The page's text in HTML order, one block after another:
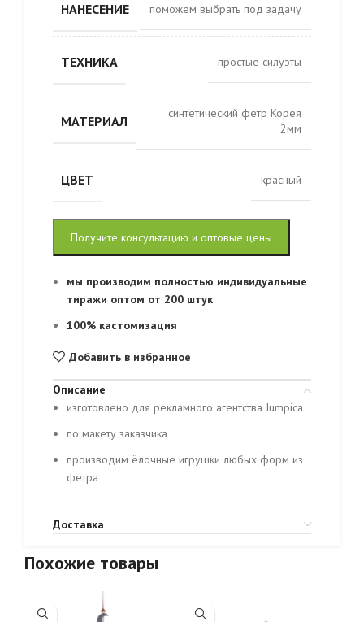
НАНЕСЕНИЕ поможем выбрать под задачу
ТЕХНИКА простые силуэты
МАТЕРИАЛ
синтетический фетр Корея
2мм
ЦВЕТ красный
Получите консультацию и оптовые цены
мы производим полностью индивидуальные
тиражи оптом от 200 штук
100% кастомизация
Добавить в избранное
Описание
изготовлено для рекламного агентства Jumpica
по макету заказчика
производим ёлочные игрушки любых форм из
фетра
Доставка
Похожие товары